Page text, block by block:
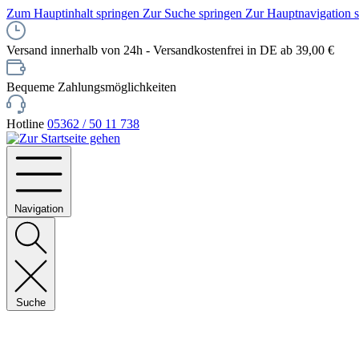
Zum Hauptinhalt springen Zur Suche springen Zur Hauptnavigation
Versand innerhalb von 24h - Versandkostenfrei in DE ab 39,00 €
Bequeme Zahlungsmöglichkeiten
Hotline 05362 / 50 11 738
Navigation
Suche